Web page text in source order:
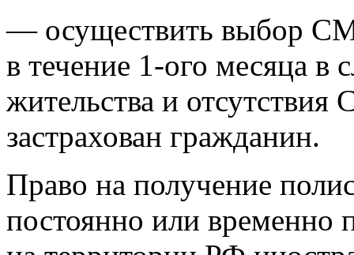
— осуществить выбор
в течение 1-ого месяца в
жительства и
застрахован гражданин.
Право на получение
постоянно или